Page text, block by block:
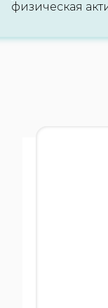
физическая